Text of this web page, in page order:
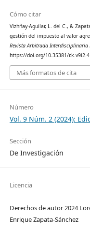
Cómo citar
Vizhñay-Aguilar, L. del C., &
gestión del impuesto al valor
Revista Arbitrada Interdisciplinaria
https://doi.org/10.35381/
Más formatos de cita
Número
Vol. 9 Núm. 2 (2024):
Sección
De Investigación
Licencia
Derechos de autor 2024
Enrique Zapata-Sánchez